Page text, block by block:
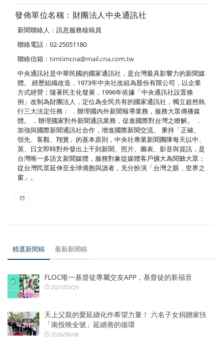
發佈單位名稱：財團法人中央通訊社
新聞聯絡人：訊息服務核稿員
聯絡電話：02-25051180
聯絡信箱： timtimcna@mail.cna.com.tw
中央通訊社是中華民國的國家通訊社，是台灣最具影響力的新聞媒
體。 經歷組織改造，1973年中央社改組為股份有限公司，以企業
方式經營；隨著民主化發展，1996年依據「中央通訊社設置條
例」改制為財團法人，定位為全民共有的國家通訊社，獨立超然執
行三大法定任務： ．辦理國內外新聞報導業務，服務大眾傳播媒
體。 ．辦理國家對外新聞通訊業務，促進國際對台灣之瞭解。 ．
加強與國際新聞通訊社合作，增進國際新聞交流。 秉持「正確、
領先、客觀、翔實」的基本原則，中央社專業新聞團隊每天以中、
英、日文即時對外發出上千則新聞、照片、圖表、影音與資訊，是
台灣唯一多語文新聞媒體，服務對象從媒體客戶擴大為閱聽大眾；
從台灣民眾延伸至全球僑胞與讀者，充分扮演「台灣之眼，世界之
窗」。
精選新聞稿 最新新聞稿
FLOC唯一基督徒專屬交友APP，基督徒的新福音
2021/03/29
天上父親的愛延續化作希望力量！ 六名子女捐贈家扶
「南投映全號」延續善的循環
2026/08/08